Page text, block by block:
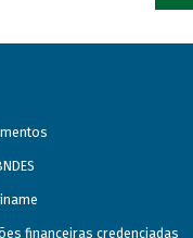
financeiras credenciadas